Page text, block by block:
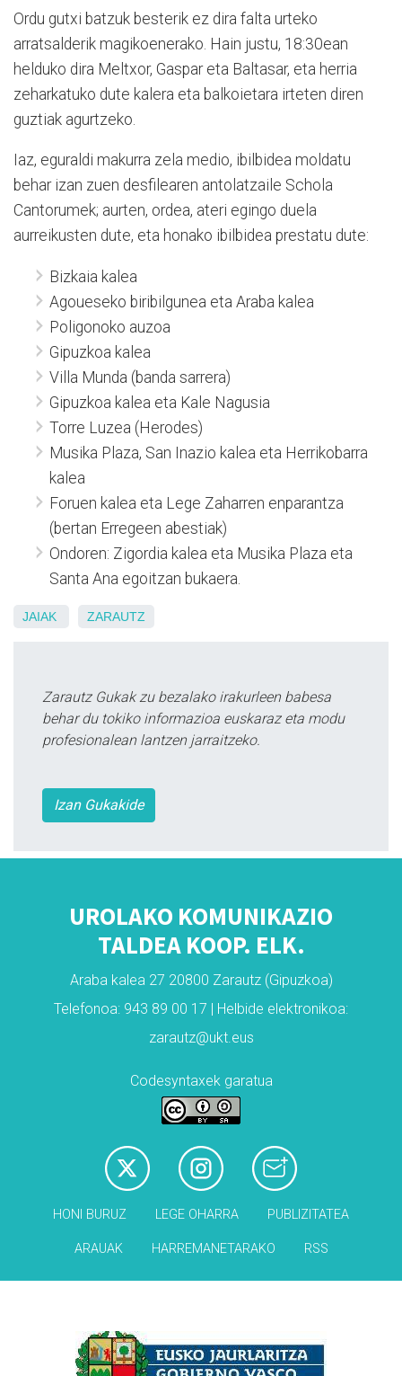
Ordu gutxi batzuk besterik ez dira falta urteko
arratsalderik magikoenerako. Hain justu, 18:30ean
helduko dira Meltxor, Gaspar eta Baltasar, eta herria
zeharkatuko dute kalera eta balkoietara irteten diren
guztiak agurtzeko.
Iaz, eguraldi makurra zela medio, ibilbidea moldatu
behar izan zuen desfilearen antolatzaile Schola
Cantorumek; aurten, ordea, ateri egingo duela
aurreikusten dute, eta honako ibilbidea prestatu dute:
Bizkaia kalea
Agoueseko biribilgunea eta Araba kalea
⁠Poligonoko auzoa
Gipuzkoa kalea
Villa Munda (banda sarrera)
Gipuzkoa kalea eta Kale Nagusia
⁠Torre Luzea (Herodes)
Musika Plaza, San Inazio kalea eta Herrikobarra
kalea
⁠Foruen kalea eta Lege Zaharren enparantza
(bertan Erregeen abestiak)
Ondoren: Zigordia kalea eta Musika Plaza eta
Santa Ana egoitzan bukaera.
JAIAK ZARAUTZ
Zarautz Gukak zu bezalako irakurleen babesa
behar du tokiko informazioa euskaraz eta modu
profesionalean lantzen jarraitzeko.
Izan Gukakide
UROLAKO KOMUNIKAZIO
TALDEA KOOP. ELK.
Araba kalea 27 20800 Zarautz (Gipuzkoa)
Telefonoa: 943 89 00 17 | Helbide elektronikoa:
zarautz@ukt.eus
Codesyntaxek garatua
HONI BURUZ LEGE OHARRA PUBLIZITATEA
ARAUAK HARREMANETARAKO RSS